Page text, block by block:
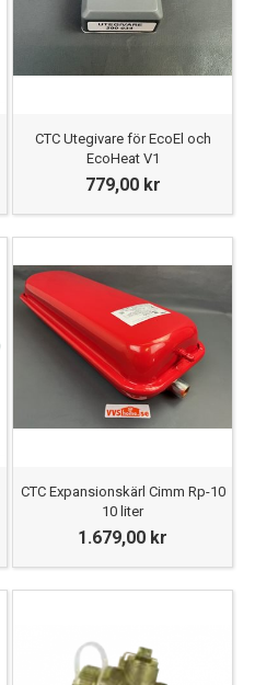
CTC Utegivare för EcoEl och
EcoHeat V1
779,00 kr
CTC Expansionskärl Cimm Rp-10
10 liter
1.679,00 kr